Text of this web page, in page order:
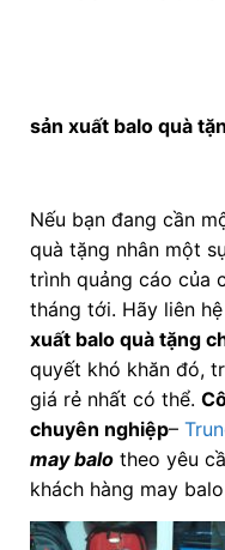
sản xuất balo quà
Nếu bạn đang cần
quà tặng nhân một
trình quảng cáo của
tháng tới. Hãy liên
xuất balo quà tặng
quyết khó khăn đó,
giá rẻ nhất có thể.
chuyên nghiệp–
may balotheo yêu
khách hàng may